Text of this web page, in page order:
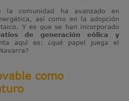
la comunidad ha avanzado en
así como en la adopción
Y es que se han incorporado
de generación eólica y
aquí es: ¿qué papel juega el
como